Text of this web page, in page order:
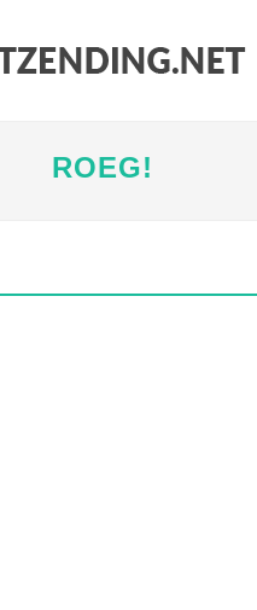
ROEG!